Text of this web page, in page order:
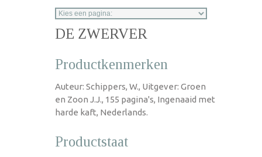
DE ZWERVER
Productkenmerken
Auteur: Schippers, W., Uitgever: Groen
en Zoon J.J., 155 pagina's, Ingenaaid met
harde kaft, Nederlands.
Productstaat